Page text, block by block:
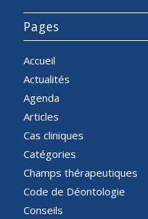
Pages
Accueil
Actualités
Agenda
Articles
Cas cliniques
Catégories
Champs thérapeutiques
Code de Déontologie
Conseils